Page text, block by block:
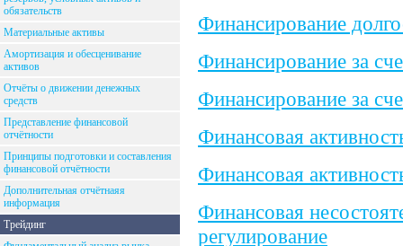
обязательств
Материальные активы
Амортизация и обесценивание
активов
Отчёты о движении денежных
средств
Представление финансовой
отчётности
Принципы подготовки и составления
финансовой отчётности
Дополнительная отчётнаяя
информация
Трейдинг
Финансирование
Финансирование за
Финансирование за
Финансовая
Финансовая
Финансовая
регулирование